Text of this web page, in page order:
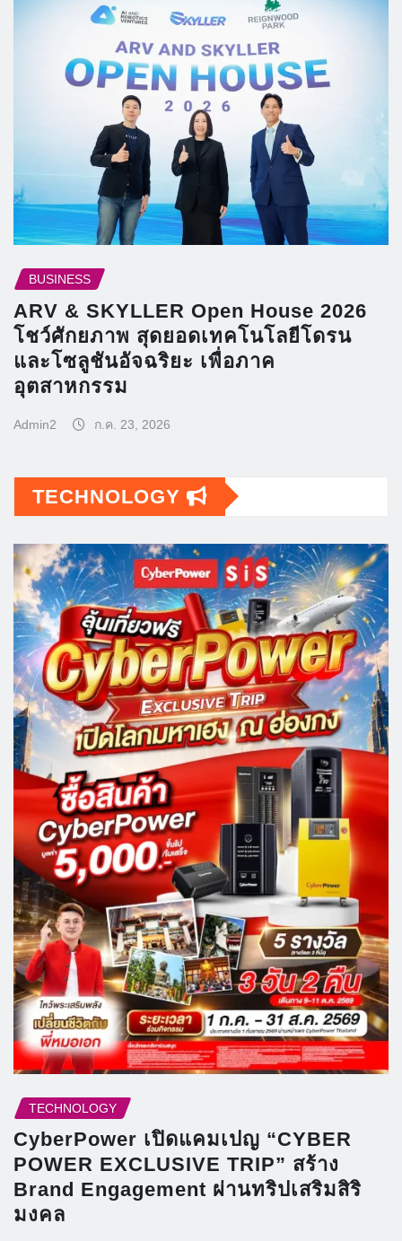
BUSINESS
ARV & SKYLLER Open House 2026
โชว์ศักยภาพ สุดยอดเทคโนโลยีโดรน
และโซลูชันอัจฉริยะ เพื่อภาค
อุตสาหกรรม
Admin2 ก.ค. 23, 2026
TECHNOLOGY
TECHNOLOGY
CyberPower เปิดแคมเปญ “CYBER
POWER EXCLUSIVE TRIP” สร้าง
Brand Engagement ผ่านทริปเสริมสิริ
มงคล